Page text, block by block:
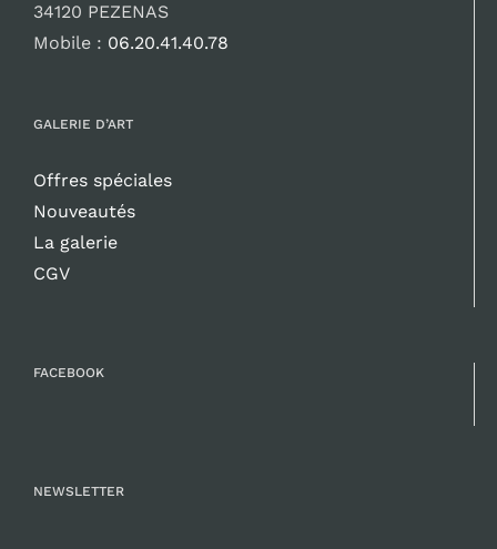
34120 PEZENAS
Mobile : 06.20.41.40.78
GALERIE D’ART
Offres spéciales
Nouveautés
La galerie
CGV
FACEBOOK
NEWSLETTER